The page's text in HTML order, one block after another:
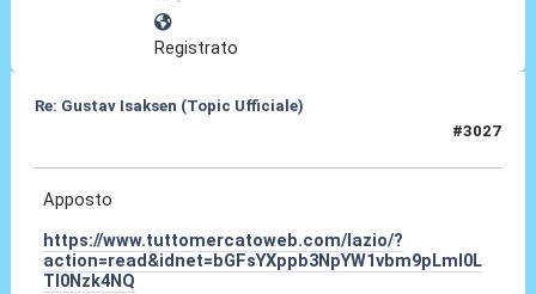
Registrato
Re: Gustav Isaksen (Topic Ufficiale)
#3027
Apposto
https://www.tuttomercatoweb.com/lazio/?
action=read&idnet=bGFsYXppb3NpYW1vbm9pLml0L
TI0Nzk4NQ